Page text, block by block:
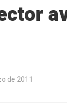
de 2011